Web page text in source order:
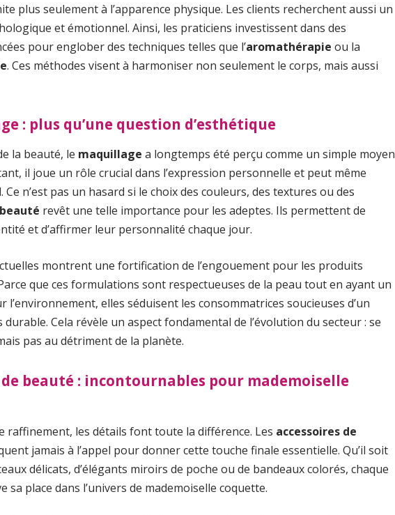
plus seulement à l’apparence physique. Les clients recherchent aussi un
et émotionnel. Ainsi, les praticiens investissent dans des
pour englober des techniques telles que l’aromathérapie ou la
. Ces méthodes visent à harmoniser non seulement le corps, mais aussi
: plus qu’une question d’esthétique
la beauté, le maquillage a longtemps été perçu comme un simple moyen
il joue un rôle crucial dans l’expression personnelle et peut même
n’est pas un hasard si le choix des couleurs, des textures ou des
revêt une telle importance pour les adeptes. Ils permettent de
et d’affirmer leur personnalité chaque jour.
montrent une fortification de l’engouement pour les produits
que ces formulations sont respectueuses de la peau tout en ayant un
l’environnement, elles séduisent les consommatrices soucieuses d’un
durable. Cela révèle un aspect fondamental de l’évolution du secteur : se
pas au détriment de la planète.
de beauté : incontournables pour mademoiselle
raffinement, les détails font toute la différence. Les accessoires de
jamais à l’appel pour donner cette touche finale essentielle. Qu’il soit
délicats, d’élégants miroirs de poche ou de bandeaux colorés, chaque
sa place dans l’univers de mademoiselle coquette.